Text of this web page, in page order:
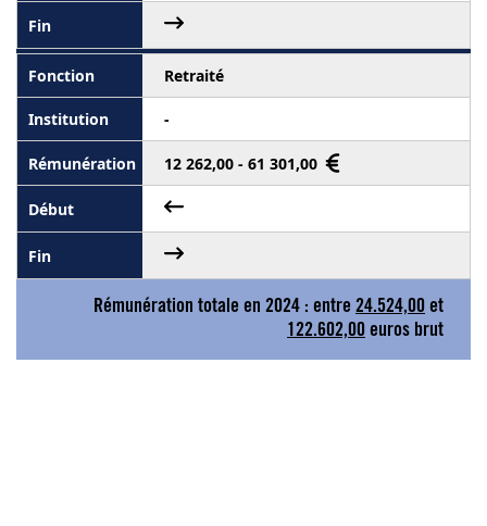
Retraité
-
12 262,00 - 61 301,00
Rémunération totale en 2024 : entre 24.524,00 et
122.602,00 euros brut